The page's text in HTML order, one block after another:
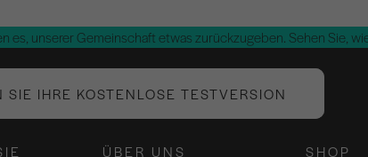
es, unserer Gemeinschaft etwas zurückzugeben. Sehen Sie,
SIE IHRE KOSTENLOSE TESTVERSION
ÜBER UNS SHOP